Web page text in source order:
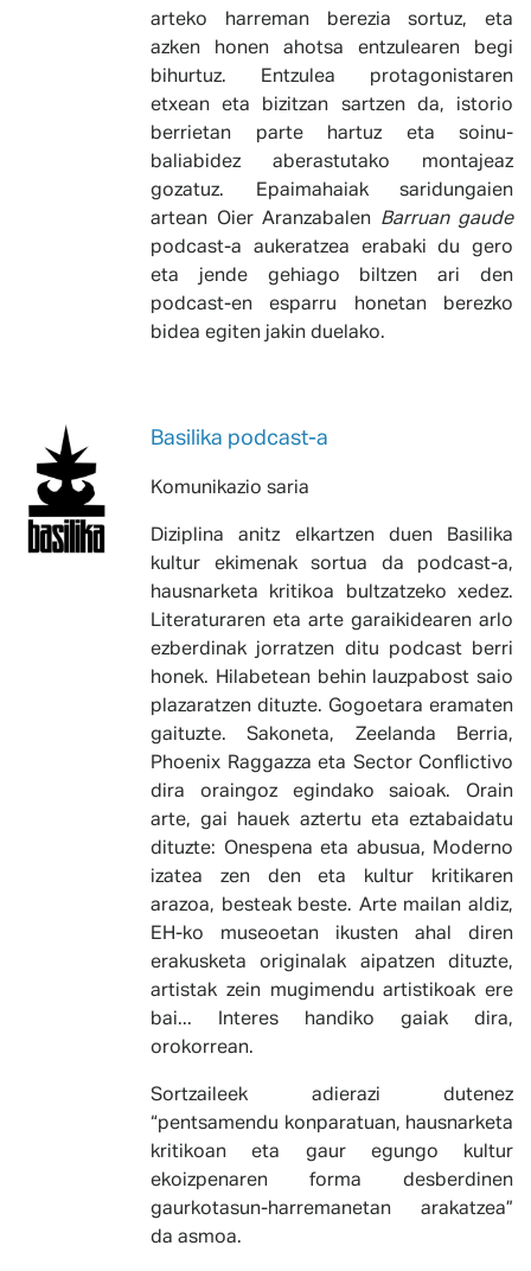
arteko harreman berezia sortuz, eta
azken honen ahotsa entzulearen begi
bihurtuz. Entzulea protagonistaren
etxean eta bizitzan sartzen da, istorio
berrietan parte hartuz eta soinu-
baliabidez aberastutako montajeaz
gozatuz. Epaimahaiak saridungaien
artean Oier Aranzabalen Barruan gaude
podcast-a aukeratzea erabaki du gero
eta jende gehiago biltzen ari den
podcast-en esparru honetan berezko
bidea egiten jakin duelako.
Basilika podcast-a
Komunikazio saria
Diziplina anitz elkartzen duen Basilika
kultur ekimenak sortua da podcast-a,
hausnarketa kritikoa bultzatzeko xedez.
Literaturaren eta arte garaikidearen arlo
ezberdinak jorratzen ditu podcast berri
honek. Hilabetean behin lauzpabost saio
plazaratzen dituzte. Gogoetara eramaten
gaituzte. Sakoneta, Zeelanda Berria,
Phoenix Raggazza eta Sector Conflictivo
dira oraingoz egindako saioak. Orain
arte, gai hauek aztertu eta eztabaidatu
dituzte: Onespena eta abusua, Moderno
izatea zen den eta kultur kritikaren
arazoa, besteak beste. Arte mailan aldiz,
EH-ko museoetan ikusten ahal diren
erakusketa originalak aipatzen dituzte,
artistak zein mugimendu artistikoak ere
bai... Interes handiko gaiak dira,
orokorrean.
Sortzaileek adierazi dutenez
“pentsamendu konparatuan, hausnarketa
kritikoan eta gaur egungo kultur
ekoizpenaren forma desberdinen
gaurkotasun-harremanetan arakatzea”
da asmoa.